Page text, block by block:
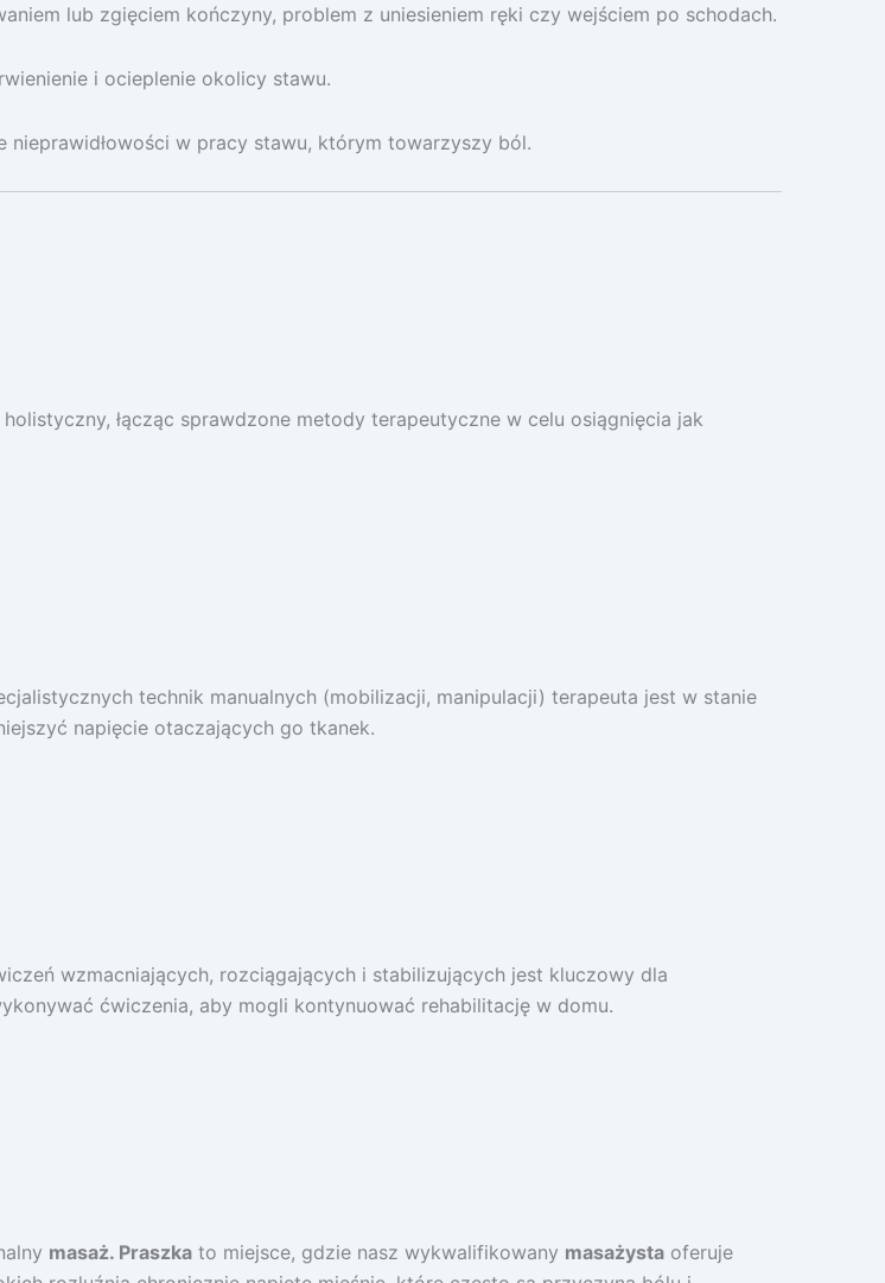
lub zgięciem kończyny, problem z uniesieniem ręki czy wejściem po schodach.
i ocieplenie okolicy stawu.
nieprawidłowości w pracy stawu, którym towarzyszy ból.
łącząc sprawdzone metody terapeutyczne w celu osiągnięcia jak
technik manualnych (mobilizacji, manipulacji) terapeuta jest w stanie
napięcie otaczających go tkanek.
wzmacniających, rozciągających i stabilizujących jest kluczowy dla
ćwiczenia, aby mogli kontynuować rehabilitację w domu.
masaż. Praszka to miejsce, gdzie nasz wykwalifikowany masażysta oferuje